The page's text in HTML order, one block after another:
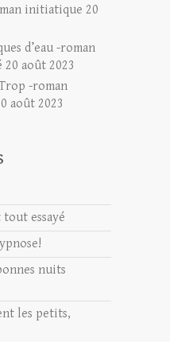
initiatique 20
d’eau -roman
20 août 2023
-roman
août 2023
essayé
nuits
les petits,